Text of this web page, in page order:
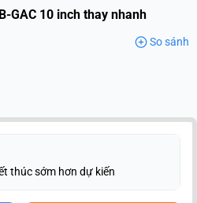
GAC 10 inch thay nhanh
So sánh
thúc sớm hơn dự kiến